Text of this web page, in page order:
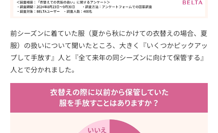
前シーズンに着ていた服（夏から秋にかけての衣替えの場合、夏
服）の扱いについて聞いたところ、大きく『いくつかピックアッ
プして手放す』人と『全て来年の同シーズンに向けて保管する』
人とで分かれました。